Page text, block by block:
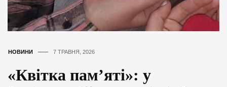
НОВИНИ 7 ТРАВНЯ, 2026
«Квітка пам’яті»: у